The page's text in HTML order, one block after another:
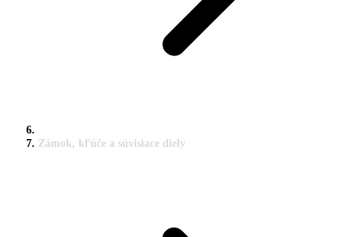
Zámok, kľúče a súvisiace diely